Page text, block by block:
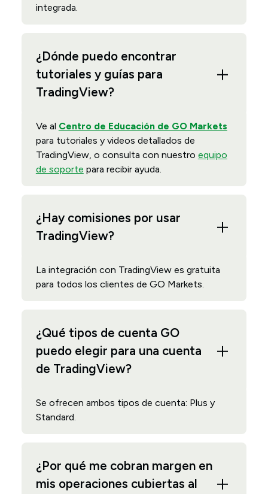
integrada.
¿Dónde puedo encontrar
tutoriales y guías para
TradingView?
Ve al Centro de Educación de GO Markets
para tutoriales y videos detallados de
TradingView, o consulta con nuestro equipo
de soporte para recibir ayuda.
¿Hay comisiones por usar
TradingView?
La integración con TradingView es gratuita
‌para todos los clientes de GO Markets.
¿Qué tipos de cuenta GO
puedo elegir para una cuenta
de TradingView?
Se ofrecen ambos tipos de cuenta: Plus y
Standard.
¿Por qué me cobran margen en
mis operaciones cubiertas al